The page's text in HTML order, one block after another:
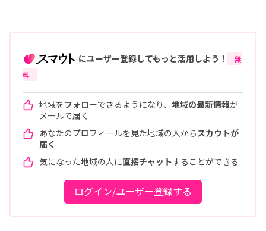
にユーザー登録してもっと活用しよう！
無
料
地域をフォローできるようになり、 地域の最新情報が
メールで届く
あなたのプロフィールを見た地域の人から スカウトが
届く
気になった地域の人に直接チャットすることができる
ログイン/ユーザー登録する